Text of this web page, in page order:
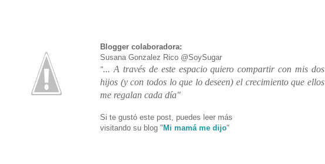
Blogger colaboradora:
Susana Gonzalez Rico @SoySugar
"... A través de este espacio quiero compartir con mis dos
hijos (y con todos lo que lo deseen) el crecimiento que ellos
me regalan cada día"
Si te gustó este post, puedes leer más
visitando su blog "Mi mamá me dijo"